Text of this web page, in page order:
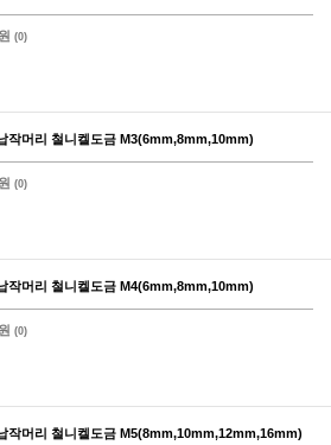
(0)
작머리 철니켈도금 M3(6mm,8mm,10mm)
(0)
작머리 철니켈도금 M4(6mm,8mm,10mm)
(0)
작머리 철니켈도금 M5(8mm,10mm,12mm,16mm)